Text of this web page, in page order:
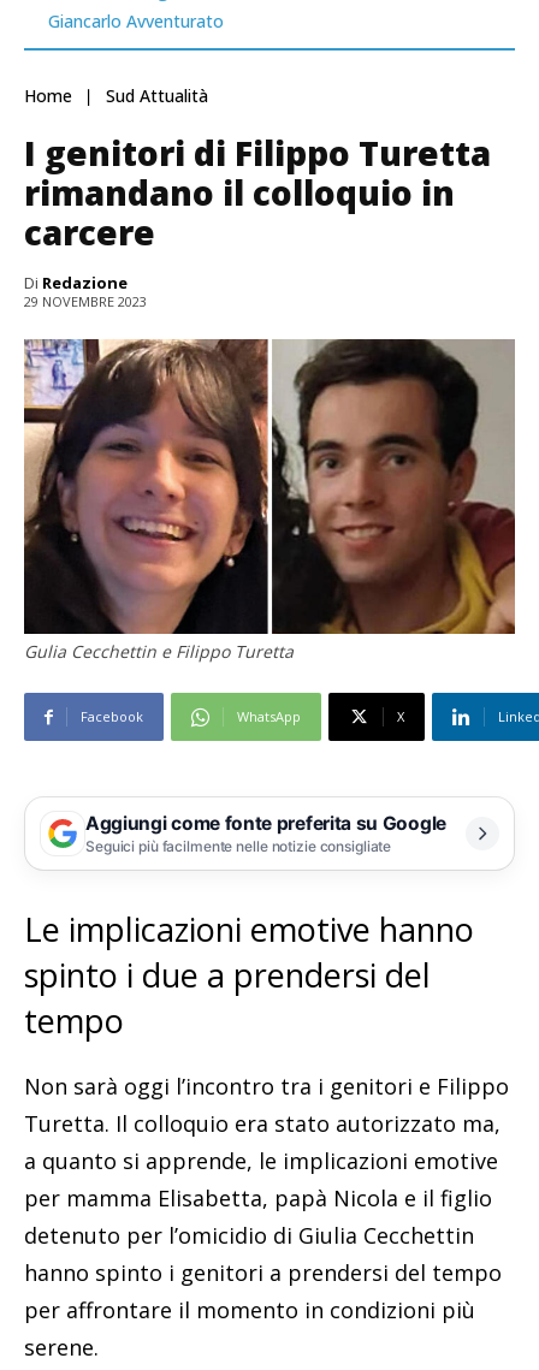
Giancarlo Avventurato
Home Sud Attualità
I genitori di Filippo Turetta
rimandano il colloquio in
carcere
Di Redazione
29 NOVEMBRE 2023
Gulia Cecchettin e Filippo Turetta
Facebook WhatsApp X
Aggiungi come fonte preferita su Google
Seguici più facilmente nelle notizie consigliate
Le implicazioni emotive hanno
spinto i due a prendersi del
tempo
Non sarà oggi l’incontro tra i genitori e Filippo
Turetta. Il colloquio era stato autorizzato ma,
a quanto si apprende, le implicazioni emotive
per mamma Elisabetta, papà Nicola e il figlio
detenuto per l’omicidio di Giulia Cecchettin
hanno spinto i genitori a prendersi del tempo
per affrontare il momento in condizioni più
serene.